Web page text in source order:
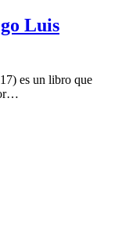
Luis
es un libro que